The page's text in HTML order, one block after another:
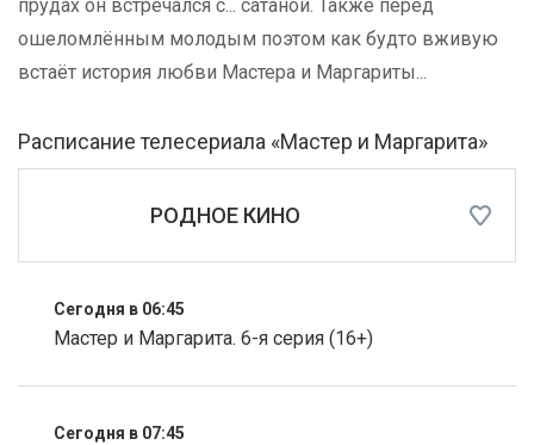
прудах он встречался с... сатаной. Также перед
ошеломлённым молодым поэтом как будто вживую
встаёт история любви Мастера и Маргариты...
Расписание телесериала «Мастер и Маргарита»
РОДНОЕ КИНО
Сегодня в 06:45
Мастер и Маргарита. 6-я серия (16+)
Сегодня в 07:45